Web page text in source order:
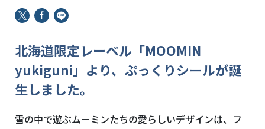
北海道限定レーベル「MOOMIN
yukiguni」より、ぷっくりシールが誕
生しました。
雪の中で遊ぶムーミンたちの愛らしいデザインは、フ